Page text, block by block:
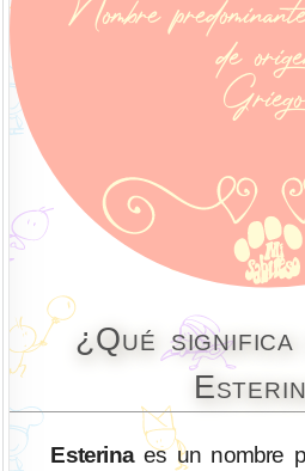
¿Qué
Esterinaes un nombre